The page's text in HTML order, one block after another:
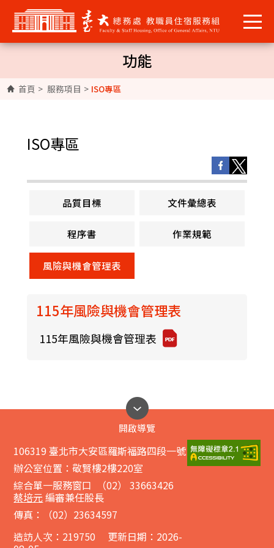
功能
首頁 > 服務項目 > ISO專區
ISO專區
品質目標 文件彙總表
程序書 作業規範
風險與機會管理表
115年風險與機會管理表
115年風險與機會管理表
開啟導覽
106319 臺北市大安區羅斯福路四段一號
辦公室位置：敬賢樓2樓220室
綜合單一服務窗口 （02） 33663426
蔡培元編審兼任股長
傳真：（02）23634597
造訪人次： 219750
更新日期：2026-